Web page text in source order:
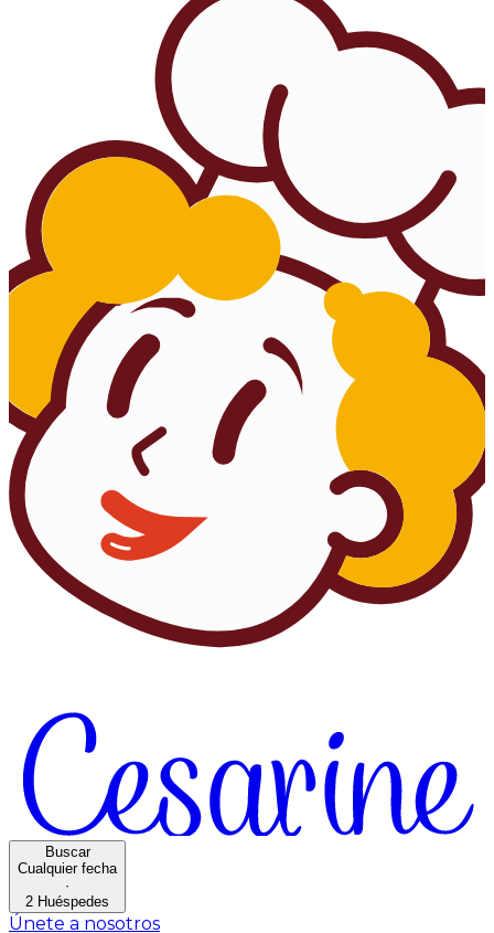
Buscar
Cualquier fecha
·
2 Huéspedes
Únete a nosotros